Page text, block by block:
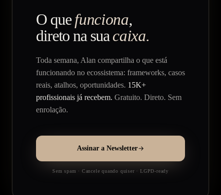
O quefunciona,
direto na sua caixa.
Toda semana, Alan compartilha o que está
funcionando no ecossistema: frameworks, casos
reais, atalhos, oportunidades. 15K+
profissionais já recebem. Gratuito. Direto. Sem
enrolação.
Assinar a Newsletter
Sem spam · Cancele quando quiser · LGPD-ready